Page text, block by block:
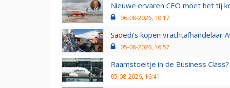
Nieuwe ervaren CEO moet het tij
06-08-2026, 10:17
Saoedi’s kopen vrachtafhandelaar
05-08-2026, 16:57
Raamstoeltje in de Business
05-08-2026, 16:41